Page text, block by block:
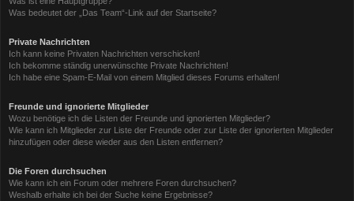
Was bedeutet der „Das Team“-Link auf der Startseite?
Private Nachrichten
Ich kann keine Privaten Nachrichten verschicken!
Ich bekomme ständig unerwünschte Private Nachrichten!
Ich habe eine Spam-E-Mail von einem Mitglied dieses Forums erhalten!
Freunde und ignorierte Mitglieder
Wozu benötige ich die Listen der Freunde und ignorierten Mitglieder?
Wie kann ich Mitglieder zur Liste der Freunde oder zur Liste der ignorierten Mitglieder
hinzufügen oder diese wieder aus den Listen entfernen?
Die Foren durchsuchen
Wie kann ich ein Forum oder mehrere Foren durchsuchen?
Weshalb erhalte ich bei der Suche keine Ergebnisse?